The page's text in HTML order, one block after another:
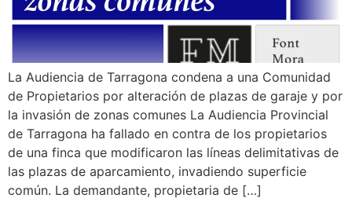
La Audiencia de Tarragona condena a una Comunidad
de Propietarios por alteración de plazas de garaje y por
la invasión de zonas comunes La Audiencia Provincial
de Tarragona ha fallado en contra de los propietarios
de una finca que modificaron las líneas delimitativas de
las plazas de aparcamiento, invadiendo superficie
común. La demandante, propietaria de […]